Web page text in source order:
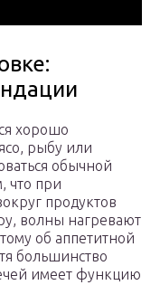
хорошо
рыбу или
обычной
что при
продуктов
волны нагревают
об аппетитной
большинство
имеет функцию